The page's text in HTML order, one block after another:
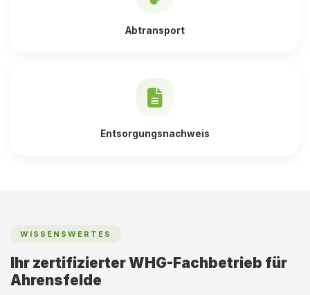
Abtransport
Entsorgungsnachweis
WISSENSWERTES
Ihr zertifizierter WHG-Fachbetrieb für
Ahrensfelde